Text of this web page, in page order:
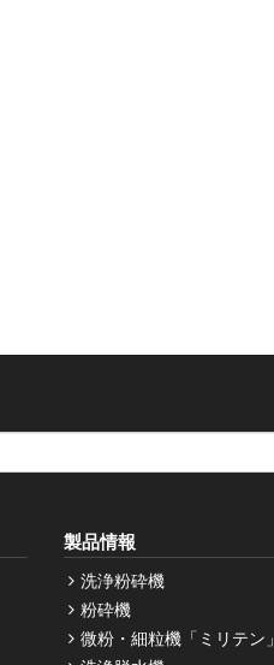
製品情報
洗浄粉砕機
粉砕機
微粉・細粒機「ミリテン」